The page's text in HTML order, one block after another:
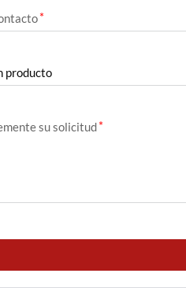
su solicitud